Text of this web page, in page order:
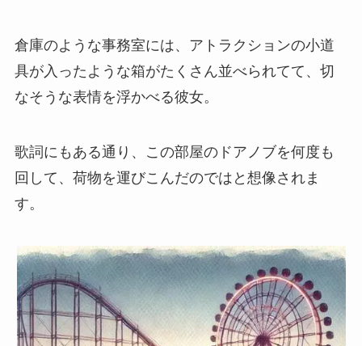
倉庫のような事務室には、アトラクションの小道
具が入ったような箱がたくさん並べられてて、切
なそうな表情を浮かべる彼女。
歌詞にもある通り、この部屋のドアノブを何度も
回して、荷物を運びこんだのではと想像されま
す。